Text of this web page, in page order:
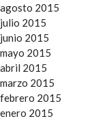
agosto 2015
julio 2015
junio 2015
mayo 2015
abril 2015
marzo 2015
febrero 2015
enero 2015